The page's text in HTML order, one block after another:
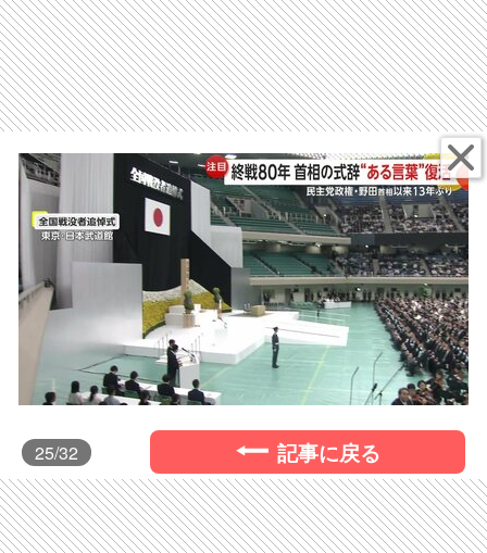
25/32 記事に戻る